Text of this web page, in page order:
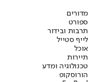
מדורים
ספורט
תרבות ובידור
לייף סטייל
אוכל
תיירות
טכנולוגיה ומדע
הורוסקופ